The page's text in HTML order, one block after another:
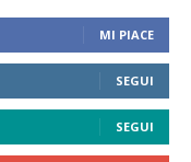
MI PIACE
SEGUI
SEGUI